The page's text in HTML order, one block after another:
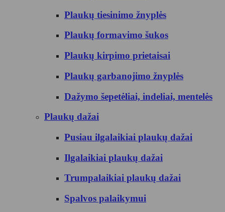
Plaukų tiesinimo žnyplės
Plaukų formavimo šukos
Plaukų kirpimo prietaisai
Plaukų garbanojimo žnyplės
Dažymo šepetėliai, indeliai, mentelės
Plaukų dažai
Pusiau ilgalaikiai plaukų dažai
Ilgalaikiai plaukų dažai
Trumpalaikiai plaukų dažai
Spalvos palaikymui